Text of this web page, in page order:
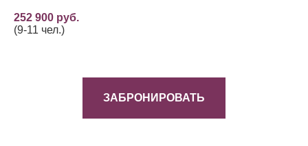
252 900 руб.
(9-11 чел.)
ЗАБРОНИРОВАТЬ